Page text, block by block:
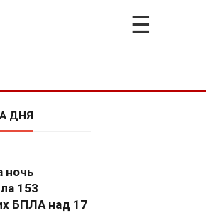
☰
ДНЯ
ночь
153
БПЛА над 17